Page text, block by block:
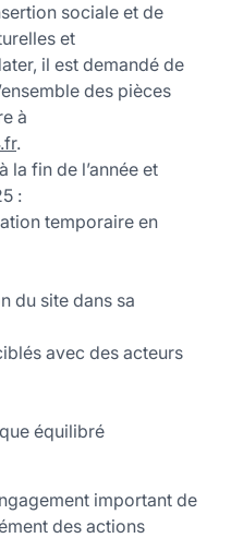
sociale et de
et
il est demandé de
des pièces
à
.fr.
la fin de l’année et
:
temporaire en
du site dans sa
avec des acteurs
équilibré
important de
des actions